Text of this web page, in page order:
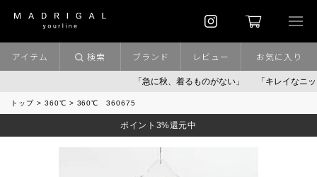
「急に秋、着るものがない」 「キレイなニット」
アイテム 検索 ブランド レビュー お気に入り
トップ 360℃ 360℃ 360675
ポイント3%還元中